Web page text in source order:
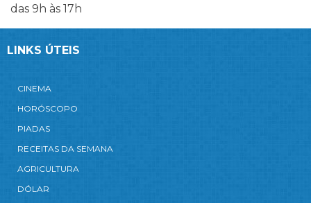
das 9h às 17h
LINKS ÚTEIS
CINEMA
HORÓSCOPO
PIADAS
RECEITAS DA SEMANA
AGRICULTURA
DÓLAR